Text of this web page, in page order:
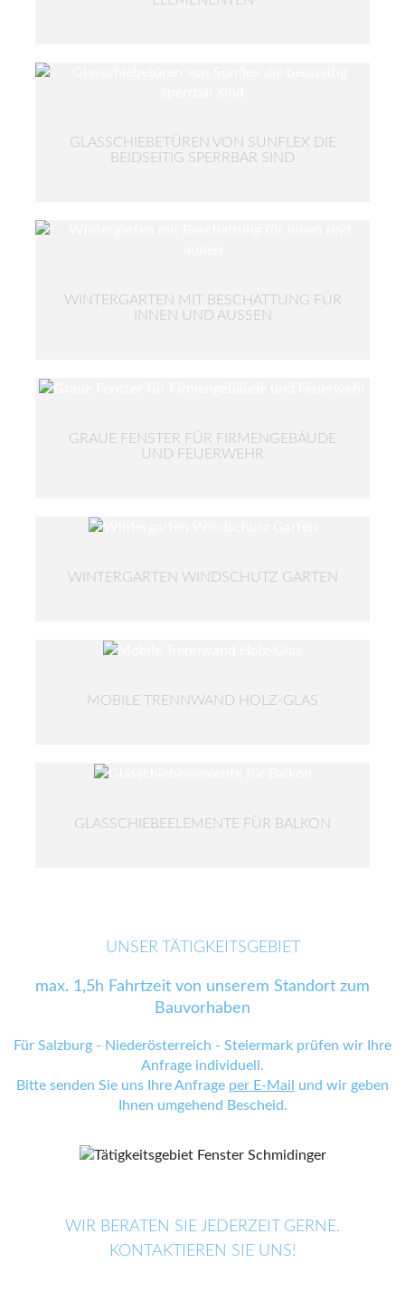
GLASSCHIEBETÜREN VON SUNFLEX DIE
BEIDSEITIG SPERRBAR SIND
WINTERGARTEN MIT BESCHATTUNG FÜR
INNEN UND AUSSEN
GRAUE FENSTER FÜR FIRMENGEBÄUDE
UND FEUERWEHR
WINTERGARTEN WINDSCHUTZ GARTEN
MOBILE TRENNWAND HOLZ-GLAS
GLASSCHIEBEELEMENTE FÜR BALKON
UNSER TÄTIGKEITSGEBIET
max. 1,5h Fahrtzeit von unserem Standort zum
Bauvorhaben
Für Salzburg - Niederösterreich - Steiermark prüfen wir Ihre
Anfrage individuell.
Bitte senden Sie uns Ihre Anfrage per E-Mail
und wir geben
Ihnen umgehend Bescheid.
WIR BERATEN SIE JEDERZEIT GERNE.
KONTAKTIEREN SIE UNS!